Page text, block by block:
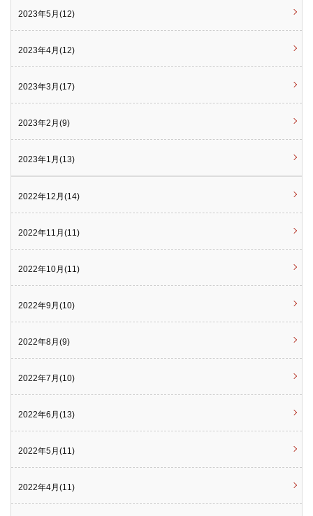
2023年5月(12)
2023年4月(12)
2023年3月(17)
2023年2月(9)
2023年1月(13)
2022年12月(14)
2022年11月(11)
2022年10月(11)
2022年9月(10)
2022年8月(9)
2022年7月(10)
2022年6月(13)
2022年5月(11)
2022年4月(11)